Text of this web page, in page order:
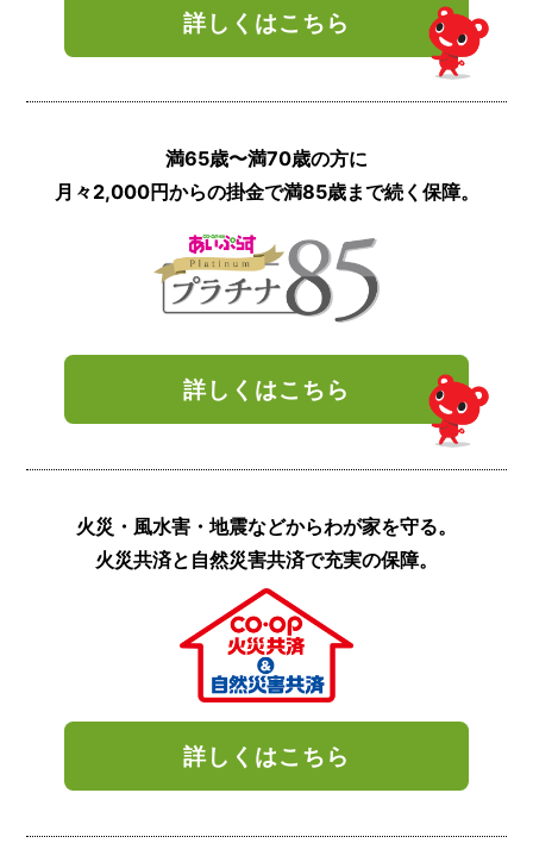
詳しくはこちら
満65歳〜満70歳の方に
月々2,000円からの掛金で満85歳まで続く保障。
詳しくはこちら
火災・風水害・地震などからわが家を守る。
火災共済と 自然災害共済で充実の保障。
詳しくはこちら